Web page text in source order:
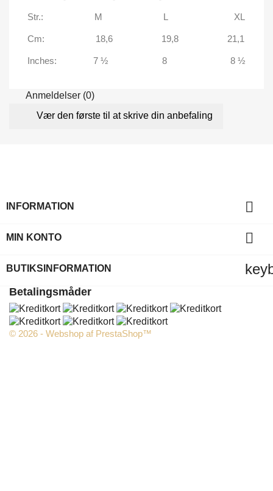
Str.: M L XL
Cm: 18,6 19,8 21,1
Inches: 7 ½ 8 8 ½
Anmeldelser (0)
Vær den første til at skrive din anbefaling
INFORMATION 
MIN KONTO 
BUTIKSINFORMATION
Betalingsmåder
© 2026 - Webshop af PrestaShop™